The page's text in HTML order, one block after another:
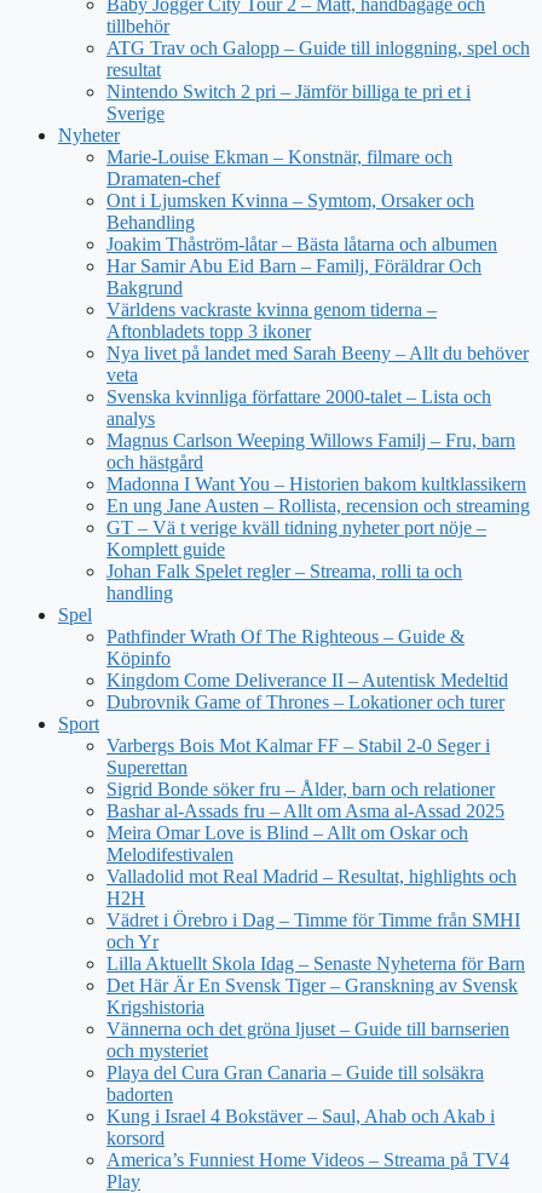
Baby Jogger City Tour 2 – Mått, handbagage och
tillbehör
ATG Trav och Galopp – Guide till inloggning, spel och
resultat
Nintendo Switch 2 pri – Jämför billiga te pri et i
Sverige
Nyheter
Marie-Louise Ekman – Konstnär, filmare och
Dramaten-chef
Ont i Ljumsken Kvinna – Symtom, Orsaker och
Behandling
Joakim Thåström-låtar – Bästa låtarna och albumen
Har Samir Abu Eid Barn – Familj, Föräldrar Och
Bakgrund
Världens vackraste kvinna genom tiderna –
Aftonbladets topp 3 ikoner
Nya livet på landet med Sarah Beeny – Allt du behöver
veta
Svenska kvinnliga författare 2000-talet – Lista och
analys
Magnus Carlson Weeping Willows Familj – Fru, barn
och hästgård
Madonna I Want You – Historien bakom kultklassikern
En ung Jane Austen – Rollista, recension och streaming
GT – Vä t verige kväll tidning nyheter port nöje –
Komplett guide
Johan Falk Spelet regler – Streama, rolli ta och
handling
Spel
Pathfinder Wrath Of The Righteous – Guide &
Köpinfo
Kingdom Come Deliverance II – Autentisk Medeltid
Dubrovnik Game of Thrones – Lokationer och turer
Sport
Varbergs Bois Mot Kalmar FF – Stabil 2-0 Seger i
Superettan
Sigrid Bonde söker fru – Ålder, barn och relationer
Bashar al-Assads fru – Allt om Asma al-Assad 2025
Meira Omar Love is Blind – Allt om Oskar och
Melodifestivalen
Valladolid mot Real Madrid – Resultat, highlights och
H2H
Vädret i Örebro i Dag – Timme för Timme från SMHI
och Yr
Lilla Aktuellt Skola Idag – Senaste Nyheterna för Barn
Det Här Är En Svensk Tiger – Granskning av Svensk
Krigshistoria
Vännerna och det gröna ljuset – Guide till barnserien
och mysteriet
Playa del Cura Gran Canaria – Guide till solsäkra
badorten
Kung i Israel 4 Bokstäver – Saul, Ahab och Akab i
korsord
America’s Funniest Home Videos – Streama på TV4
Play